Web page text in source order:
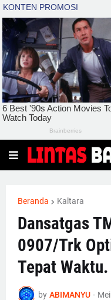
Beranda Kaltara
Dansatgas
0907/Trk
Tepat Waktu.
by ABIMANYU -